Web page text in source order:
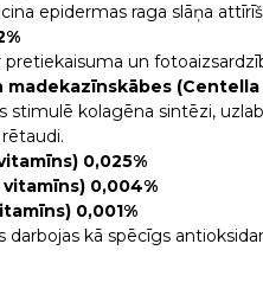
epidermas raga slāņa
un
(Centella
stimulē kolagēna sintēzi,
0,025%
0,004%
0,001%
kā spēcīgs